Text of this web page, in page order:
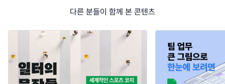
다른 분들이 함께 본 콘텐츠